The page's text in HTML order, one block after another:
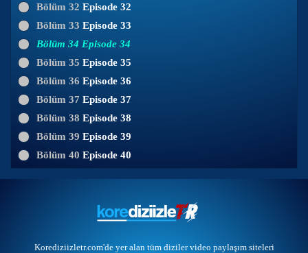
Bölüm 32 Episode 32
Bölüm 33 Episode 33
Bölüm 34 Episode 34
Bölüm 35 Episode 35
Bölüm 36 Episode 36
Bölüm 37 Episode 37
Bölüm 38 Episode 38
Bölüm 39 Episode 39
Bölüm 40 Episode 40
Korediziizletr.com'de yer alan tüm diziler video paylaşım siteleri